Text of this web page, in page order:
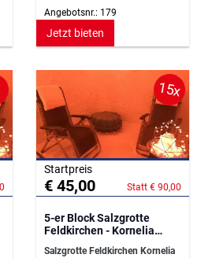
Angebotsnr.: 179
Jetzt bieten
15x
Startpreis
€ 45,00 Statt € 90,00
5-er Block Salzgrotte
Feldkirchen - Kornelia
Salzgrotte Feldkirchen Kornelia